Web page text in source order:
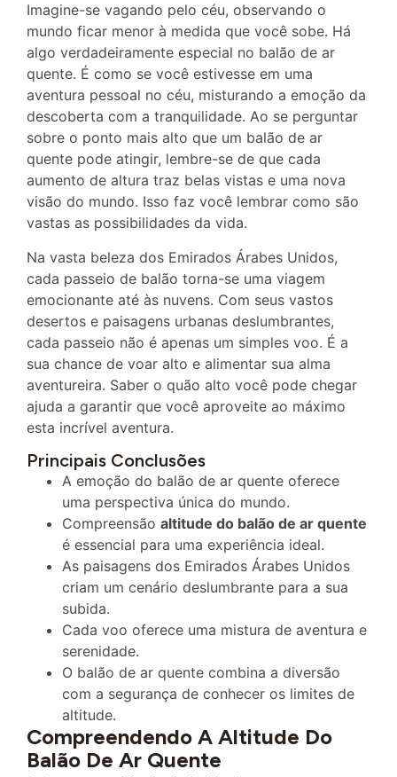
Imagine-se vagando pelo céu, observando o
mundo ficar menor à medida que você sobe. Há
algo verdadeiramente especial no balão de ar
quente. É como se você estivesse em uma
aventura pessoal no céu, misturando a emoção da
descoberta com a tranquilidade. Ao se perguntar
sobre o ponto mais alto que um balão de ar
quente pode atingir, lembre-se de que cada
aumento de altura traz belas vistas e uma nova
visão do mundo. Isso faz você lembrar como são
vastas as possibilidades da vida.
Na vasta beleza dos Emirados Árabes Unidos,
cada passeio de balão torna-se uma viagem
emocionante até às nuvens. Com seus vastos
desertos e paisagens urbanas deslumbrantes,
cada passeio não é apenas um simples voo. É a
sua chance de voar alto e alimentar sua alma
aventureira. Saber o quão alto você pode chegar
ajuda a garantir que você aproveite ao máximo
esta incrível aventura.
Principais Conclusões
A emoção do balão de ar quente oferece
uma perspectiva única do mundo.
Compreensão altitude do balão de ar quente
é essencial para uma experiência ideal.
As paisagens dos Emirados Árabes Unidos
criam um cenário deslumbrante para a sua
subida.
Cada voo oferece uma mistura de aventura e
serenidade.
O balão de ar quente combina a diversão
com a segurança de conhecer os limites de
altitude.
Compreendendo A Altitude Do
Balão De Ar Quente